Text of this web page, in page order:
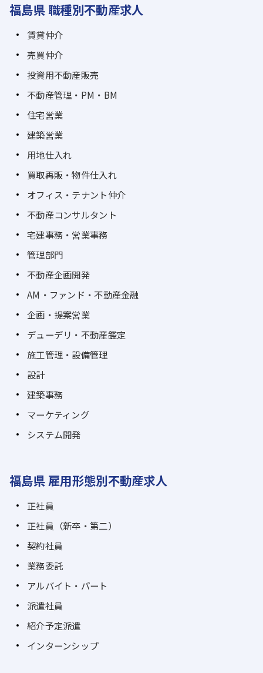
福島県 職種別不動産求人
賃貸仲介
売買仲介
投資用不動産販売
不動産管理・PM・BM
住宅営業
建築営業
用地仕入れ
買取再販・物件仕入れ
オフィス・テナント仲介
不動産コンサルタント
宅建事務・営業事務
管理部門
不動産企画開発
AM・ファンド・不動産金融
企画・提案営業
デューデリ・不動産鑑定
施工管理・設備管理
設計
建築事務
マーケティング
システム開発
福島県 雇用形態別不動産求人
正社員
正社員（新卒・第二）
契約社員
業務委託
アルバイト・パート
派遣社員
紹介予定派遣
インターンシップ